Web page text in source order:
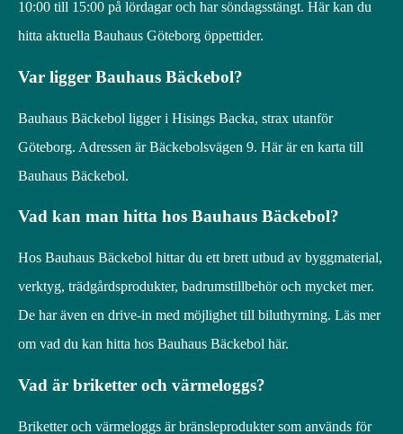
10:00 till 15:00 på lördagar och har söndagsstängt. Här kan du
hitta aktuella Bauhaus Göteborg öppettider.
Var ligger Bauhaus Bäckebol?
Bauhaus Bäckebol ligger i Hisings Backa, strax utanför
Göteborg. Adressen är Bäckebolsvägen 9. Här är en karta till
Bauhaus Bäckebol.
Vad kan man hitta hos Bauhaus Bäckebol?
Hos Bauhaus Bäckebol hittar du ett brett utbud av byggmaterial,
verktyg, trädgårdsprodukter, badrumstillbehör och mycket mer.
De har även en drive-in med möjlighet till biluthyrning. Läs mer
om vad du kan hitta hos Bauhaus Bäckebol här.
Vad är briketter och värmeloggs?
Briketter och värmeloggs är bränsleprodukter som används för